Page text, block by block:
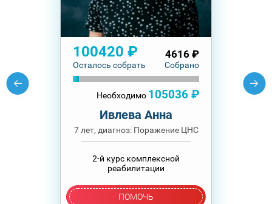
100420 ₽
Осталось собрать
4616 ₽
Собрано
Необходимо 105036 ₽
Ивлева Анна
7 лет, диагноз: Поражение ЦНС
2-й курс комплексной
реабилитации
ПОМОЧЬ